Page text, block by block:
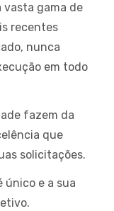
vasta gama de
recentes
nunca
em todo
fazem da
que
solicitações.
único e a sua